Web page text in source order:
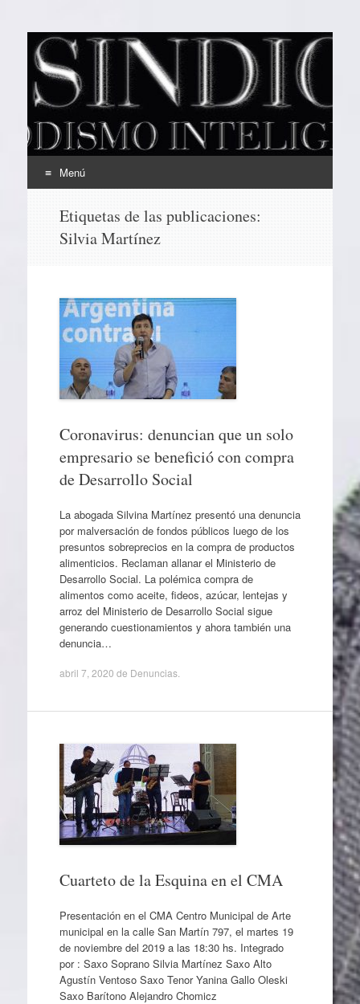
EL SINDICAL
Periodismo Inteligente
Menú
contenido
Etiquetas de las publicaciones:
Silvia Martínez
Coronavirus: denuncian que un solo
empresario se benefició con compra
de Desarrollo Social
La abogada Silvina Martínez presentó una denuncia
por malversación de fondos públicos luego de los
presuntos sobreprecios en la compra de productos
alimenticios. Reclaman allanar el Ministerio de
Desarrollo Social. La polémica compra de
alimentos como aceite, fideos, azúcar, lentejas y
arroz del Ministerio de Desarrollo Social sigue
generando cuestionamientos y ahora también una
denuncia…
abril 7, 2020 de Denuncias.
Cuarteto de la Esquina en el CMA
Presentación en el CMA Centro Municipal de Arte
municipal en la calle San Martín 797, el martes 19
de noviembre del 2019 a las 18:30 hs. Integrado
por : Saxo Soprano Silvia Martínez Saxo Alto
Agustín Ventoso Saxo Tenor Yanina Gallo Oleski
Saxo Barítono Alejandro Chomicz